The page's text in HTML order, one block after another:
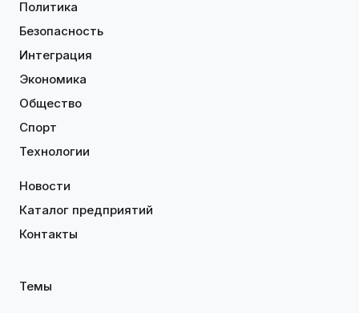
Политика
Безопасность
Интеграция
Экономика
Общество
Спорт
Технологии
Новости
Каталог предприятий
Контакты
Темы